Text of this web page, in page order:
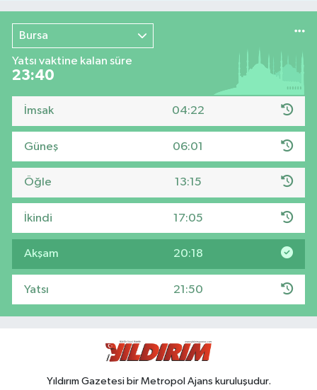
Bursa
Yatsı vaktine kalan süre
23:39
İmsak 04:22
Güneş 06:01
Öğle 13:15
İkindi 17:05
Akşam 20:18
Yatsı 21:50
Yıldırım Gazetesi bir Metropol Ajans kuruluşudur.